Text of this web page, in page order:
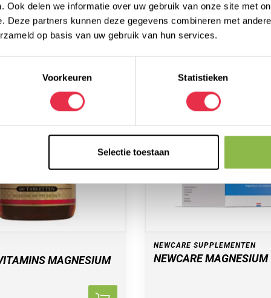
Ook delen we informatie over uw gebruik van onze site met
Deze partners kunnen deze gegevens combineren met
op basis van uw gebruik van hun services.
Voorkeuren Statistieken
Selectie toestaan
10,25
MAGNESIUM
NEWCARE SUPPLEMENTEN
NEWCARE MAGNESIUM